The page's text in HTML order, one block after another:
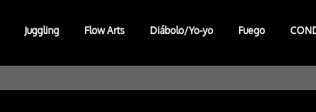
Juggling Flow Arts Diábolo/Yo-yo Fuego